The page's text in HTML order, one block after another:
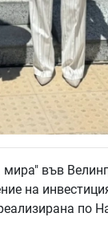
във
на
по